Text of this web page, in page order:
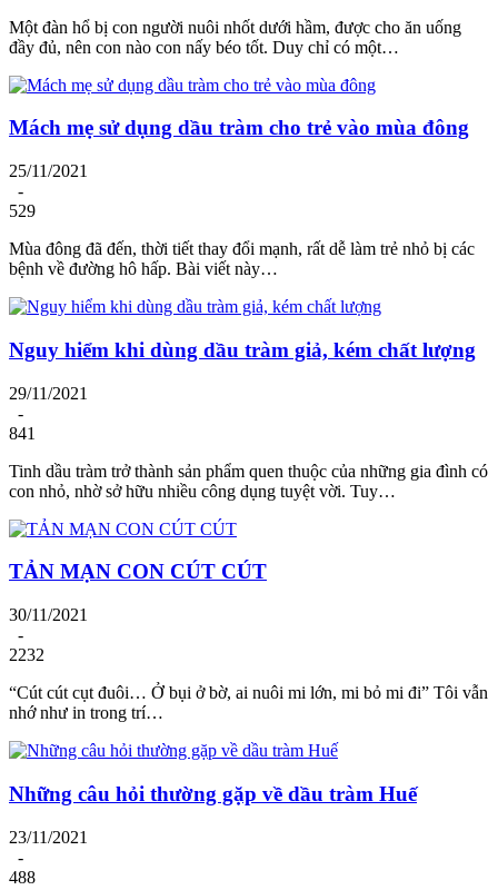
Một đàn hổ bị con người nuôi nhốt dưới hầm, được cho ăn uống
đầy đủ, nên con nào con nấy béo tốt. Duy chỉ có một…
Mách mẹ sử dụng dầu tràm cho trẻ vào mùa đông
25/11/2021
-
529
Mùa đông đã đến, thời tiết thay đổi mạnh, rất dễ làm trẻ nhỏ bị các
bệnh về đường hô hấp. Bài viết này…
Nguy hiểm khi dùng dầu tràm giả, kém chất lượng
29/11/2021
-
841
Tinh dầu tràm trở thành sản phẩm quen thuộc của những gia đình có
con nhỏ, nhờ sở hữu nhiều công dụng tuyệt vời. Tuy…
TẢN MẠN CON CÚT CÚT
30/11/2021
-
2232
“Cút cút cụt đuôi… Ở bụi ở bờ, ai nuôi mi lớn, mi bỏ mi đi” Tôi vẫn
nhớ như in trong trí…
Những câu hỏi thường gặp về dầu tràm Huế
23/11/2021
-
488